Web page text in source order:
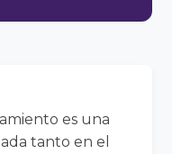
es una
tanto en el